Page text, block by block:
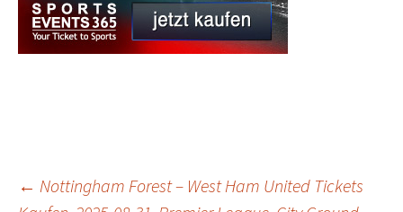
Post
← Nottingham Forest – West Ham United Tickets